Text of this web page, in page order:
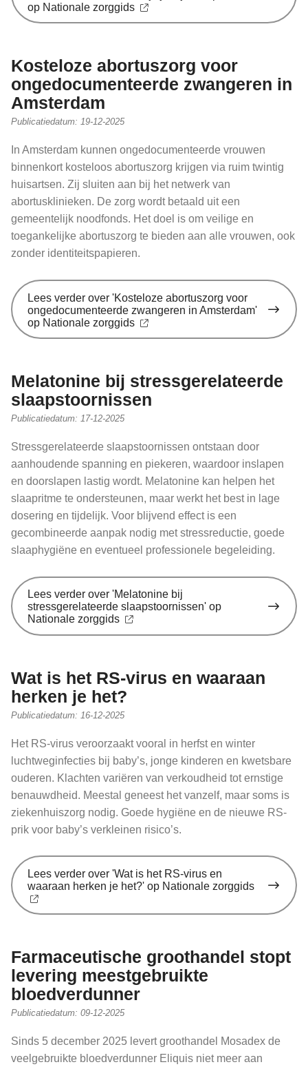
op Nationale zorggids
Kosteloze abortuszorg voor
ongedocumenteerde zwangeren in
Amsterdam
Publicatiedatum: 19-12-2025
In Amsterdam kunnen ongedocumenteerde vrouwen
binnenkort kosteloos abortuszorg krijgen via ruim twintig
huisartsen. Zij sluiten aan bij het netwerk van
abortusklinieken. De zorg wordt betaald uit een
gemeentelijk noodfonds. Het doel is om veilige en
toegankelijke abortuszorg te bieden aan alle vrouwen, ook
zonder identiteitspapieren.
Lees verderover 'Kosteloze abortuszorg voor
ongedocumenteerde zwangeren in Amsterdam'
op Nationale zorggids
Melatonine bij stressgerelateerde
slaapstoornissen
Publicatiedatum: 17-12-2025
Stressgerelateerde slaapstoornissen ontstaan door
aanhoudende spanning en piekeren, waardoor inslapen
en doorslapen lastig wordt. Melatonine kan helpen het
slaapritme te ondersteunen, maar werkt het best in lage
dosering en tijdelijk. Voor blijvend effect is een
gecombineerde aanpak nodig met stressreductie, goede
slaaphygiëne en eventueel professionele begeleiding.
Lees verderover 'Melatonine bij
stressgerelateerde slaapstoornissen' op
Nationale zorggids
Wat is het RS-virus en waaraan
herken je het?
Publicatiedatum: 16-12-2025
Het RS-virus veroorzaakt vooral in herfst en winter
luchtweginfecties bij baby’s, jonge kinderen en kwetsbare
ouderen. Klachten variëren van verkoudheid tot ernstige
benauwdheid. Meestal geneest het vanzelf, maar soms is
ziekenhuiszorg nodig. Goede hygiëne en de nieuwe RS-
prik voor baby’s verkleinen risico’s.
Lees verderover 'Wat is het RS-virus en
waaraan herken je het?' op Nationale zorggids
Farmaceutische groothandel stopt
levering meestgebruikte
bloedverdunner
Publicatiedatum: 09-12-2025
Sinds 5 december 2025 levert groothandel Mosadex de
veelgebruikte bloedverdunner Eliquis niet meer aan